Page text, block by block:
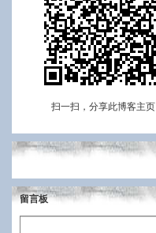
扫一扫，分享此博客主页
留言板